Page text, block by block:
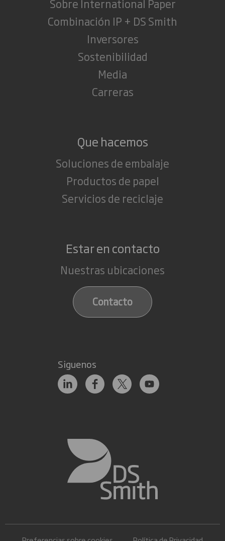
Combinación IP + DS Smith
Inversores
Sostenibilidad
Media
Carreras
Que hacemos
Soluciones de embalaje
Productos de papel
Servicios de reciclaje
Estar en contacto
Nuestras ubicaciones
Contacto
Siguenos